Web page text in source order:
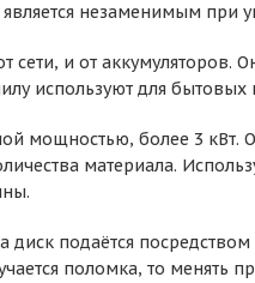
незаменимым при
сети, и от
используют для
мощностью, более 3 кВт.
материала.
диск подаётся
поломка, то менять